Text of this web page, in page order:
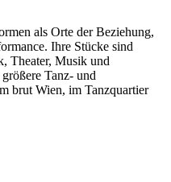
als Orte der Beziehung,
Ihre Stücke sind
Theater, Musik und
Tanz- und
brut Wien, im Tanzquartier